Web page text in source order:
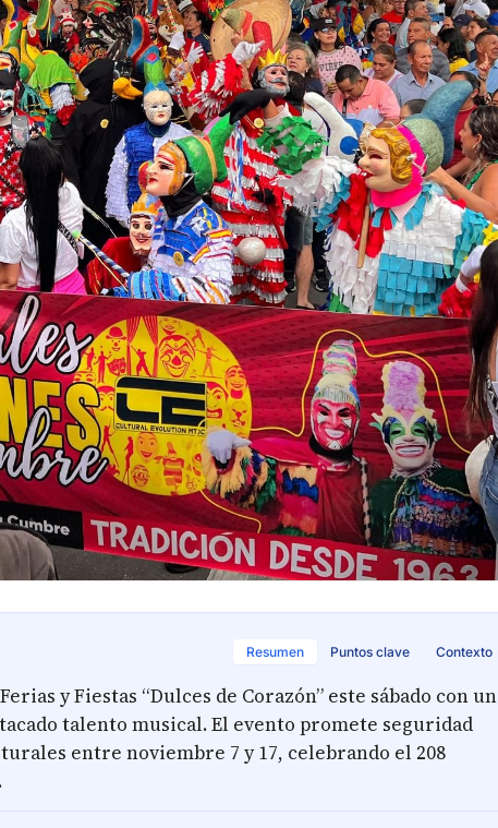
Resumen Puntos clave Contexto
y Fiestas “Dulces de Corazón” este sábado con un
talento musical. El evento promete seguridad
entre noviembre 7 y 17, celebrando el 208